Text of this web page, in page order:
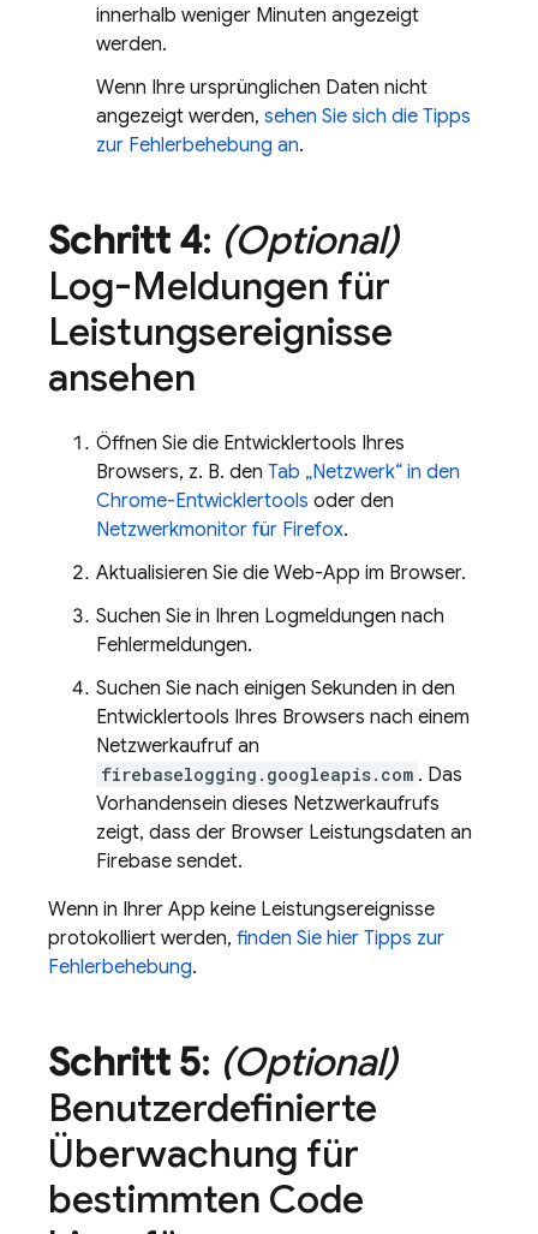
innerhalb weniger Minuten angezeigt
werden.
Wenn Ihre ursprünglichen Daten nicht
angezeigt werden, sehen Sie sich die Tipps
zur Fehlerbehebung an.
Schritt 4: (Optional)
Log-Meldungen für
Leistungsereignisse
ansehen
Öffnen Sie die Entwicklertools Ihres
Browsers, z. B. den Tab „Netzwerk“ in den
Chrome-Entwicklertools oder den
Netzwerkmonitor für Firefox.
Aktualisieren Sie die Web-App im Browser.
Suchen Sie in Ihren Logmeldungen nach
Fehlermeldungen.
Suchen Sie nach einigen Sekunden in den
Entwicklertools Ihres Browsers nach einem
Netzwerkaufruf an
firebaselogging.googleapis.com . Das
Vorhandensein dieses Netzwerkaufrufs
zeigt, dass der Browser Leistungsdaten an
Firebase sendet.
Wenn in Ihrer App keine Leistungsereignisse
protokolliert werden, finden Sie hier Tipps zur
Fehlerbehebung.
Schritt 5: (Optional)
Benutzerdefinierte
Überwachung für
bestimmten Code